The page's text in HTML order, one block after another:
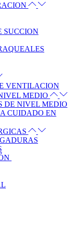
SUCCION
VENTILACION
MEDIO
DE NIVEL MEDIO
CUIDADO EN